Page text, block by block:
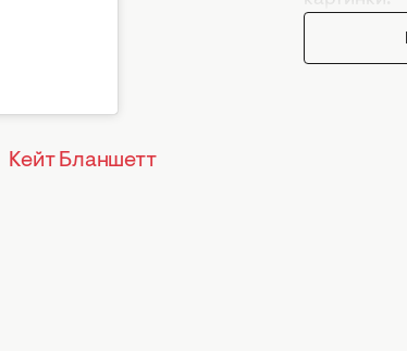
Кейт Бланшетт